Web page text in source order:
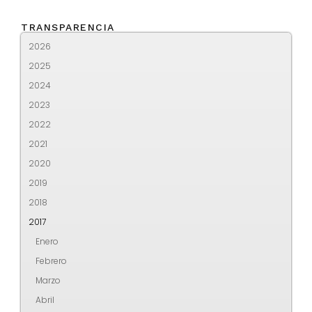
TRANSPARENCIA
2026
2025
2024
2023
2022
2021
2020
2019
2018
2017
Enero
Febrero
Marzo
Abril